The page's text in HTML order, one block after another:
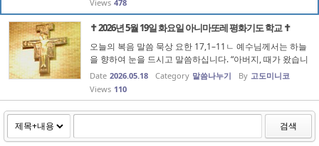
하고자 합니다. 성...
Views 478
✝️ 2026년 5월 19일 화요일 아니마또레 평화기도 학교 ✝️
오늘의 복음 말씀 묵상 요한 17,1–11ㄴ 예수님께서는 하늘
을 향하여 눈을 드시고 말씀하십니다. “아버지, 때가 왔습니
다. 아들이 아버지를 영광스럽게 할 수 있도록 아들을 영광
스게 해 주십시오.” 그리고 이어 영원한 생명은 홀로 참하느
님이신 아버지를 알...
Date 2026.05.18 Category 말씀나누기 By 고도미니코
Views 110
검색